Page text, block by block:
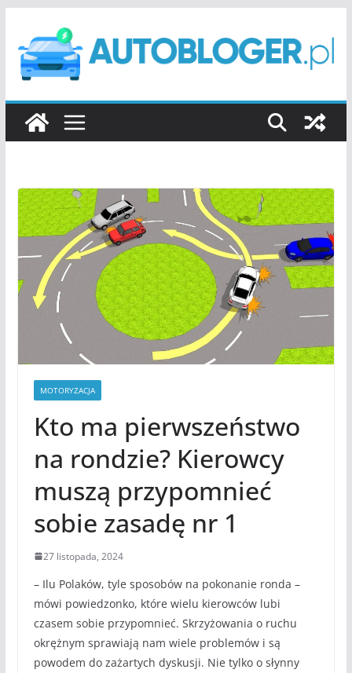
treści
MOTORYZACJA
Kto ma pierwszeństwo
na rondzie? Kierowcy
muszą przypomnieć
sobie zasadę nr 1
27 listopada, 2024
– Ilu Polaków, tyle sposobów na pokonanie ronda –
mówi powiedzonko, które wielu kierowców lubi
czasem sobie przypomnieć. Skrzyżowania o ruchu
okrężnym sprawiają nam wiele problemów i są
powodem do zażartych dyskusji. Nie tylko o słynny